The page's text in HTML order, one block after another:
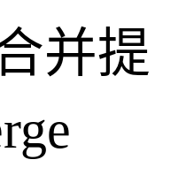
并提